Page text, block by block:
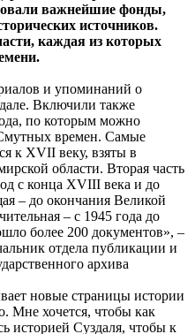
важнейшие фонды,
источников.
каждая из которых
и упоминаний о
Включили также
по которым можно
времен. Самые
к XVII веку, взяты в
области. Вторая часть
с конца XVIII века и до
– до окончания Великой
– с 1945 года до
более 200 документов», –
отдела публикации и
архива
новые страницы истории
Мне хочется, чтобы как
историей Суздаля, чтобы к